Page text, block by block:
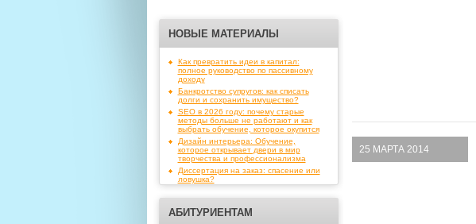
НОВЫЕ МАТЕРИАЛЫ
Как превратить идеи в капитал:
полное руководство по пассивному
доходу
Банкротство супругов: как списать
долги и сохранить имущество?
SEO в 2026 году: почему старые
методы больше не работают и как
выбрать обучение, которое окупится
Дизайн интерьера: Обучение,
которое открывает двери в мир
творчества и профессионализма
Диссертация на заказ: спасение или
ловушка?
АБИТУРИЕНТАМ
25 МАРТА 2014